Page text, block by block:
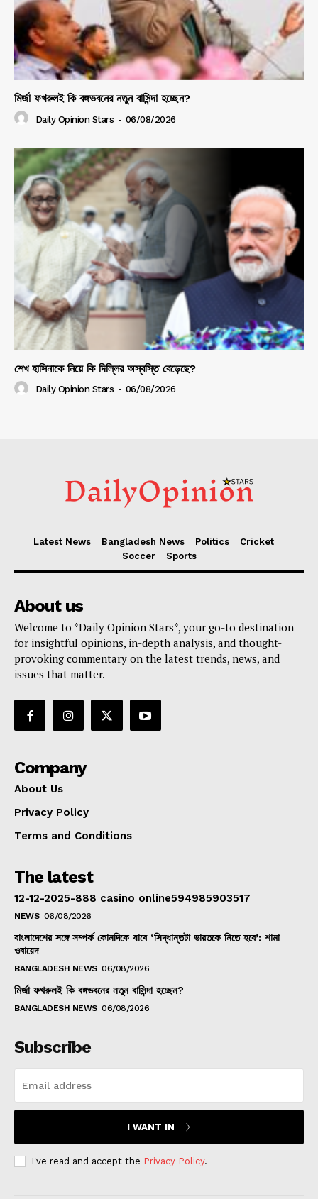
মির্জা ফখরুলই কি বঙ্গভবনের নতুন বাসিন্দা হচ্ছেন?
Daily Opinion Stars - 06/08/2026
শেখ হাসিনাকে নিয়ে কি দিল্লির অস্বস্তি বেড়েছে?
Daily Opinion Stars - 06/08/2026
Latest News Bangladesh News Politics
Cricket
Soccer
Sports
About us
Welcome to *Daily Opinion Stars*, your go-to destination
for insightful opinions, in-depth analysis, and thought-
provoking commentary on the latest trends, news, and
issues that matter.
Company
About Us
Privacy Policy
Terms and Conditions
The latest
12-12-2025-888 casino online594985903517
NEWS 06/08/2026
বাংলাদেশের সঙ্গে সম্পর্ক কোনদিকে যাবে ‘সিদ্ধান্তটা ভারতকে নিতে হবে’: শামা
ওবায়েদ
BANGLADESH NEWS 06/08/2026
মির্জা ফখরুলই কি বঙ্গভবনের নতুন বাসিন্দা হচ্ছেন?
BANGLADESH NEWS 06/08/2026
Subscribe
I WANT IN
I've read and accept the Privacy Policy.